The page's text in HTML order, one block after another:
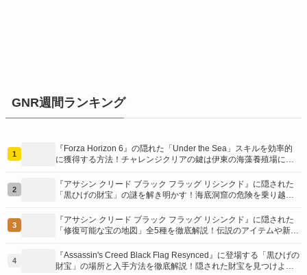
GNR週間ランキング
1
『Forza Horizon 6』の隠れた「Under the Sea」スキルを効率的
に獲得する方法！チャレンジクリアの鍵は伊東の海藻養殖場にあ
2
『アサシン クリード ブラック フラッグ リシンクド』に隠された
「黒ひげの財宝」の謎を解き明かす！海底洞窟の危険を乗り越
3
『アサシン クリード ブラック フラッグ リシンクド』に隠された
「修復可能な宝の地図」全5種を徹底解説！伝説のアイテムや新衣
介！
4
『Assassin's Creed Black Flag Resynced』に登場する「黒ひげの
財宝」の場所と入手方法を徹底解説！隠された財宝を見つけよ